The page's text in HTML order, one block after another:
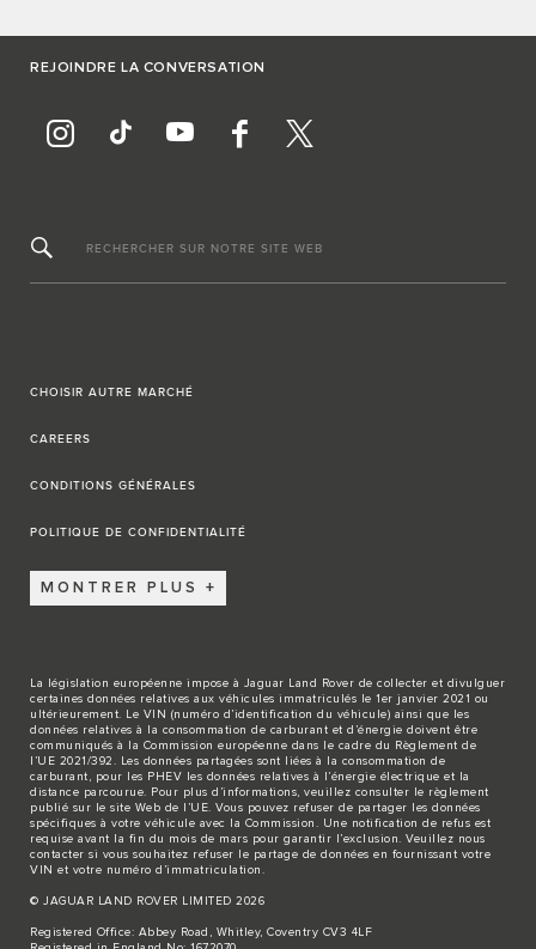
REJOINDRE LA CONVERSATION
RECHERCHER SUR NOTRE SITE WEB
CHOISIR AUTRE MARCHÉ
CAREERS
CONDITIONS GÉNÉRALES
POLITIQUE DE CONFIDENTIALITÉ
MONTRER PLUS
La législation européenne impose à Jaguar Land Rover de collecter et divulguer
certaines données relatives aux véhicules immatriculés le 1er janvier 2021 ou
ultérieurement. Le VIN (numéro d’identification du véhicule) ainsi que les
données relatives à la consommation de carburant et d’énergie doivent être
communiqués à la Commission européenne dans le cadre du Règlement de
l’UE 2021/392. Les données partagées sont liées à la consommation de
carburant, pour les PHEV les données relatives à l’énergie électrique et la
distance parcourue. Pour plus d’informations, veuillez consulter le règlement
publié sur le site Web de l’UE . Vous pouvez refuser de partager les données
spécifiques à votre véhicule avec la Commission. Une notification de refus est
requise avant la fin du mois de mars pour garantir l’exclusion. Veuillez nous
contacter si vous souhaitez refuser le partage de données en fournissant votre
VIN et votre numéro d’immatriculation.
© JAGUAR LAND ROVER LIMITED 2026
Registered Office: Abbey Road, Whitley, Coventry CV3 4LF